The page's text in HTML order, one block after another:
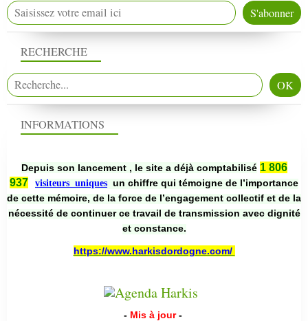
RECHERCHE
INFORMATIONS
Depuis son lancement , le site a déjà comptabilisé 1 806
937
visiteurs uniques un chiffre qui témoigne de l’importance
de cette mémoire, de la force de l’engagement collectif et de la
nécessité de continuer ce travail de transmission avec dignité
et constance.
https://www.harkisdordogne.com/
- Mis à jour -